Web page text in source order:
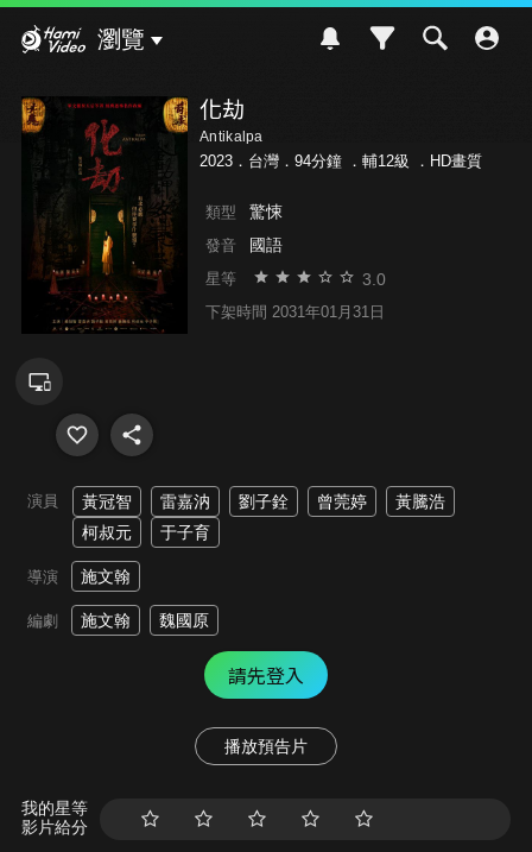
瀏覽
化劫
Antikalpa
2023．台灣．94分鐘 ． 輔12級 ．HD畫質
類型 驚悚
發音 國語
星等 3.0
下架時間 2031年01月31日
演員 黃冠智 雷嘉汭 劉子銓 曾莞婷
黃騰浩
柯叔元
于子育
導演 施文翰
編劇 施文翰 魏國原
請先登入
播放預告片
我的星等
影片給分